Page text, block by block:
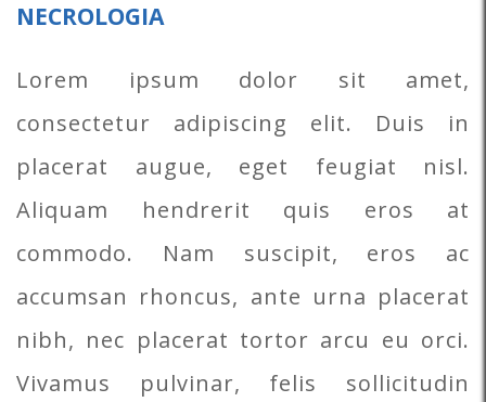
NECROLOGIA
Lorem ipsum dolor sit amet,
consectetur adipiscing elit. Duis in
placerat augue, eget feugiat nisl.
Aliquam hendrerit quis eros at
commodo. Nam suscipit, eros ac
accumsan rhoncus, ante urna placerat
nibh, nec placerat tortor arcu eu orci.
Vivamus pulvinar, felis sollicitudin